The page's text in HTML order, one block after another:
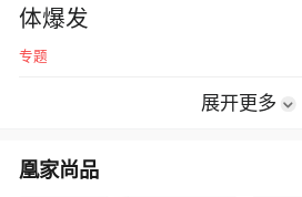
体爆发
专题
展开更多
凰家尚品